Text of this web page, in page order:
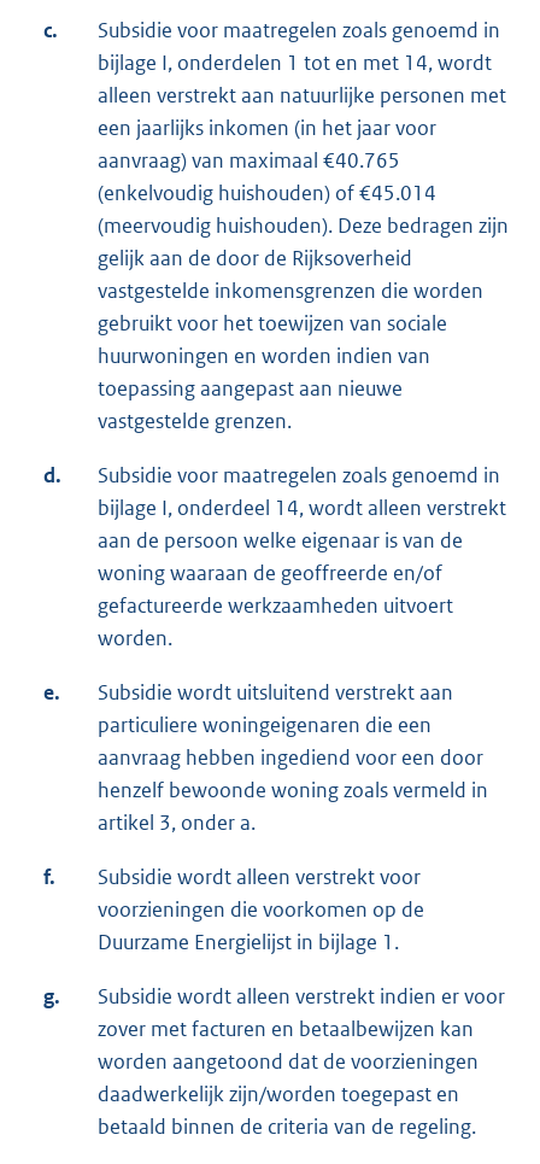
c.
Subsidie voor maatregelen zoals genoemd in
bijlage I, onderdelen 1 tot en met 14, wordt
alleen verstrekt aan natuurlijke personen met
een jaarlijks inkomen (in het jaar voor
aanvraag) van maximaal €40.765
(enkelvoudig huishouden) of €45.014
(meervoudig huishouden). Deze bedragen zijn
gelijk aan de door de Rijksoverheid
vastgestelde inkomensgrenzen die worden
gebruikt voor het toewijzen van sociale
huurwoningen en worden indien van
toepassing aangepast aan nieuwe
vastgestelde grenzen.
d.
Subsidie voor maatregelen zoals genoemd in
bijlage I, onderdeel 14, wordt alleen verstrekt
aan de persoon welke eigenaar is van de
woning waaraan de geoffreerde en/of
gefactureerde werkzaamheden uitvoert
worden.
e.
Subsidie wordt uitsluitend verstrekt aan
particuliere woningeigenaren die een
aanvraag hebben ingediend voor een door
henzelf bewoonde woning zoals vermeld in
artikel 3, onder a.
f.
Subsidie wordt alleen verstrekt voor
voorzieningen die voorkomen op de
Duurzame Energielijst in bijlage 1.
g.
Subsidie wordt alleen verstrekt indien er voor
zover met facturen en betaalbewijzen kan
worden aangetoond dat de voorzieningen
daadwerkelijk zijn/worden toegepast en
betaald binnen de criteria van de regeling.